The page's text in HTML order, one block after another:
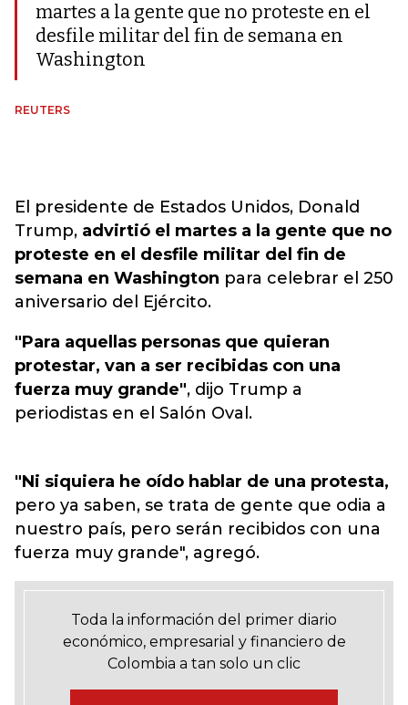
martes a la gente que no proteste en el
desfile militar del fin de semana en
Washington
REUTERS
El presidente de Estados Unidos, Donald
Trump, advirtió el martes a la gente que no
proteste en el desfile militar del fin de
semana en Washington para celebrar el 250
aniversario del Ejército.
"Para aquellas personas que quieran
protestar, van a ser recibidas con una
fuerza muy grande", dijo Trump a
periodistas en el Salón Oval.
"Ni siquiera he oído hablar de una protesta,
pero ya saben, se trata de gente que odia a
nuestro país, pero serán recibidos con una
fuerza muy grande", agregó.
Toda la información del primer diario
económico, empresarial y financiero de
Colombia a tan solo un clic